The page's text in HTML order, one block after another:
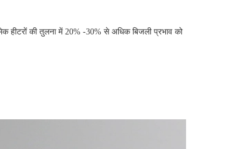
हीटरों की तुलना में 20% -30% से अधिक बिजली प्रभाव को